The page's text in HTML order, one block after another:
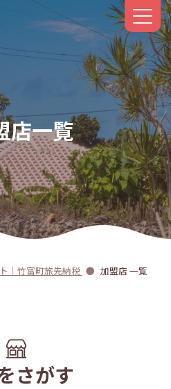
店一覧
｜竹富町旅先納税 加盟店 一覧
さがす